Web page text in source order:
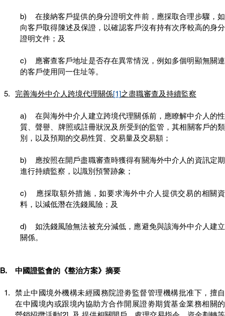
b)    在接納客戶提供的身分證明文件前，應採取合理步驟，如
向客戶取得陳述及保證，以確認客戶沒有持有次序較高的身分
證明文件；及
c)    應審查客戶地址是否存在異常情況，例如多個明顯無關連
的客戶使用同一住址等。
完善海外中介人跨境代理關係[1]之盡職審查及持續監察
a)    在與海外中介人建立跨境代理關係前，應瞭解中介人的性
質、聲譽、牌照或註冊狀況及所受到的監管，其相關客戶的類
別，以及預期的交易性質、交易量及交易額；
b)    應按照在開戶盡職審查時獲得有關海外中介人的資訊定期
進行持續監察，以識別預警跡象；
c)    應採取額外措施，如要求海外中介人提供交易的相關資
料，以減低潛在洗錢風險；及
d)    如洗錢風險無法被充分減低，應避免與該海外中介人建立
關係。
B.    中國證監會的《整治方案》摘要
禁止中國境外機構未經國務院證劵監督管理機構批准下，擅自
在中國境內或跟境內協助方合作開展證劵期貨基金業務相關的